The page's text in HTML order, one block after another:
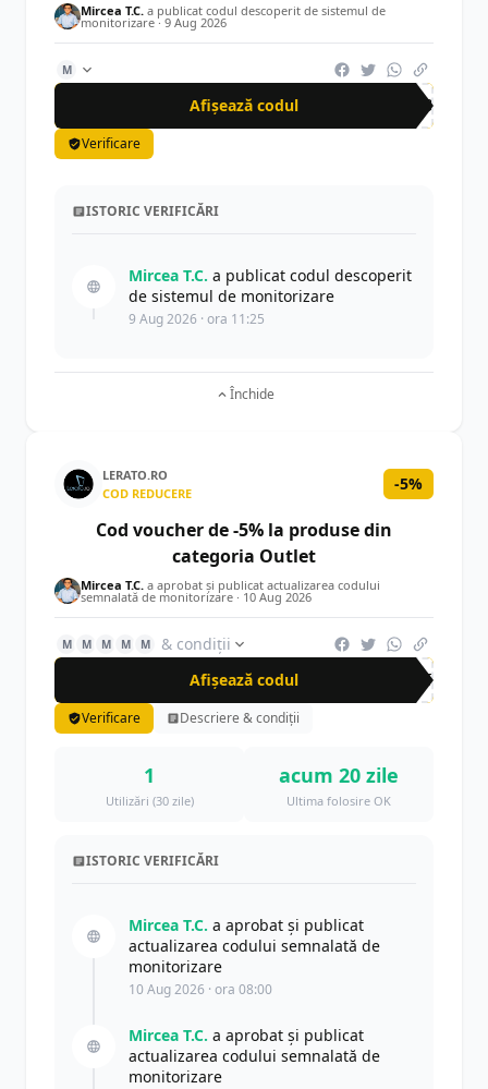
Mircea T.C. a publicat codul descoperit de sistemul de
monitorizare · 9 Aug 2026
M
Afișează codul 6J9
Verificare
ISTORIC VERIFICĂRI
Mircea T.C. a publicat codul descoperit
de sistemul de monitorizare
9 Aug 2026 · ora 11:25
Închide
LERATO.RO
COD REDUCERE
-5%
Cod voucher de -5% la produse din
categoria Outlet
Mircea T.C. a aprobat și publicat actualizarea codului
semnalată de monitorizare · 10 Aug 2026
M M M M M
& condiții
Afișează codul
OUT
Verificare Descriere & condiții
1
Utilizări (30 zile)
acum 20 zile
Ultima folosire OK
ISTORIC VERIFICĂRI
Mircea T.C. a aprobat și publicat
actualizarea codului semnalată de
monitorizare
10 Aug 2026 · ora 08:00
Mircea T.C. a aprobat și publicat
actualizarea codului semnalată de
monitorizare